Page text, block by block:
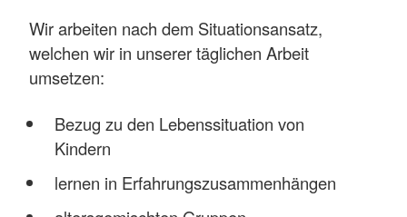
Wir arbeiten nach dem Situationsansatz,
welchen wir in unserer täglichen Arbeit
umsetzen:
Bezug zu den Lebenssituation von
Kindern
lernen in Erfahrungszusammenhängen